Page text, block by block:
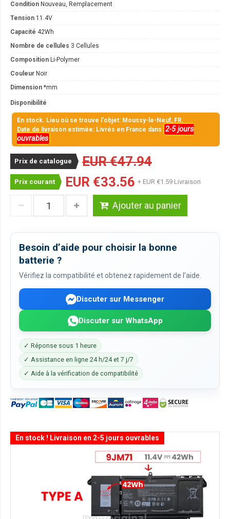
Condition Nouveau, Remplacement
Tension 11.4V
Capacité 42Wh
Nombre de cellules 3 Cellules
Composition Li-Polymer
Couleur Noir
Dimension *mm
Disponibilité
En stock. Lieu où se trouve l'objet: Moussy-le-Neuf, FR.
Date de livraison estimée: Livrés en France dans 2-5 jours
ouvrables
Prix de catalogue EUR €47.94
Prix courant EUR €33.56 + EUR €1.59 Livraison
Ajouter au panier
Besoin d’aide pour choisir la bonne
batterie ?
Vérifiez la compatibilité et obtenez rapidement de l’aide.
Discuter sur Messenger
Discuter sur WhatsApp
✓ Réponse sous 1 heure
✓ Assistance en ligne 24 h/24 et 7 j/7
✓ Aide à la vérification de compatibilité
En stock ! Livraison en 2-5 jours ouvrables